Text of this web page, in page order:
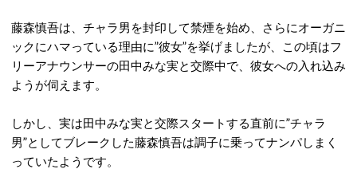
藤森慎吾は、チャラ男を封印して禁煙を始め、さらにオーガニ
ックにハマっている理由に”彼女”を挙げましたが、この頃はフ
リーアナウンサーの田中みな実と交際中で、彼女への入れ込み
ようが伺えます。
しかし、実は田中みな実と交際スタートする直前に”チャラ
男”としてブレークした藤森慎吾は調子に乗ってナンパしまく
っていたようです。